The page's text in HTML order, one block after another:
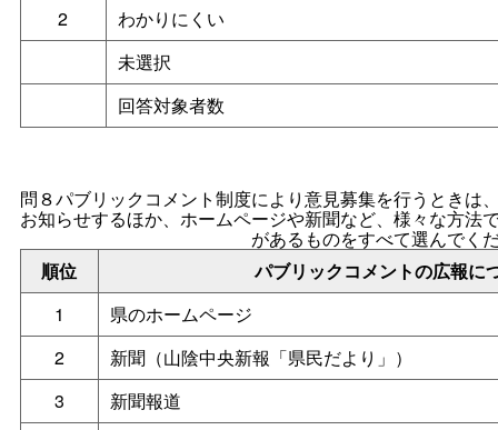
2
わかりにくい
未選択
回答対象者数
問８パブリックコメント制度により意見募集を行うときは
お知らせするほか、ホームページや新聞など、様々な方法
があるものをすべて選んでく
順位
パブリックコメントの広報に
1
県のホームページ
2
新聞（山陰中央新報「県民だより」）
3
新聞報道